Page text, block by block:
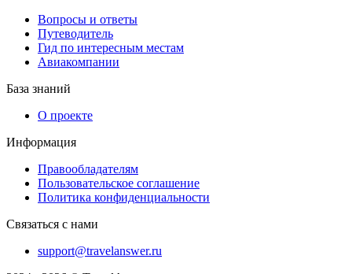
Вопросы и ответы
Путеводитель
Гид по интересным местам
Авиакомпании
База знаний
О проекте
Информация
Правообладателям
Пользовательское соглашение
Политика конфиденциальности
Связаться с нами
support@travelanswer.ru